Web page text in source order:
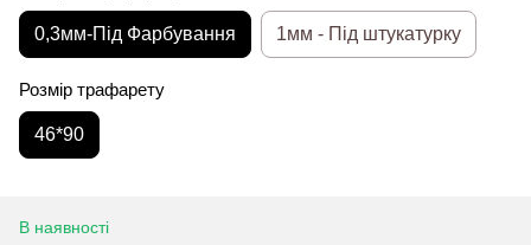
0,3мм-Під Фарбування 1мм - Під штукатурку
Розмір трафарету
46*90
В наявності